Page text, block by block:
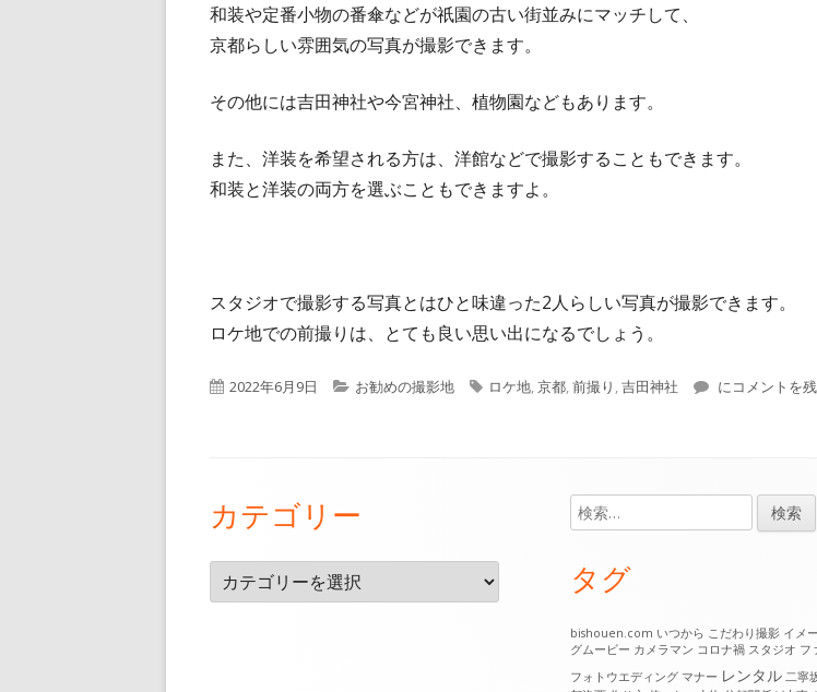
和装や定番小物の番傘などが祇園の古い街並みにマッチして、
京都らしい雰囲気の写真が撮影できます。
その他には吉田神社や今宮神社、植物園などもあります。
また、洋装を希望される方は、洋館などで撮影することもできます。
和装と洋装の両方を選ぶこともできますよ。
スタジオで撮影する写真とはひと味違った2人らしい写真が撮影できます。
ロケ地での前撮りは、とても良い思い出になるでしょう。
公
2022年6月9日
カ
お勧めの撮影地
タ
ロケ地,京都,前撮り ,吉田神社 京都の前撮り
にコメントを
ッ
タ
ー・
カテゴリー
テ
検
索:
タグ
bishouen.com いつから こだわり撮影 イメ
グムービー カメラマン コロナ禍 スタジオ フ
フォトウエディング マナー レンタル 二寧